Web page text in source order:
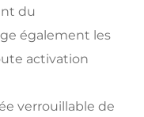
du
également les
activation
verrouillable de